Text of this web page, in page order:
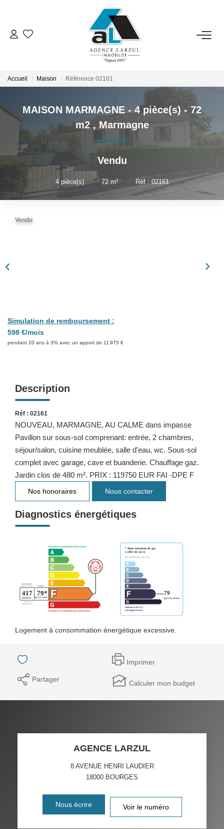
VENTES
LOCATIONS
GESTION
ESTIMATION
PROMOTION
NOTRE AGENCE
Accueil Maison Référence 02161
MAISON MARMAGNE - 4 pièce(s) - 72
m2 ,Marmagne
Vendu
4pièce(s) • 72m² • Réf : 02161
Vendu
Simulation de remboursement :
598 €/mois
pendant 20 ans à 3% avec un apport de 11 975 €
Description
Réf : 02161
NOUVEAU, MARMAGNE, AU CALME dans impasse
Pavillon sur sous-sol comprenant: entrée, 2 chambres,
séjour/salon, cuisine meublée, salle d'eau, wc. Sous-sol
complet avec garage, cave et buanderie. Chauffage gaz.
Jardin clos de 480 m². PRIX : 119750 EUR FAI -DPE F
Nos honoraires Nous contacter
Diagnostics énergétiques
Logement à consommation énergétique excessive.
Imprimer
Partager Calculer mon budget
AGENCE LARZUL
8 AVENUE HENRI LAUDIER
18000 BOURGES
Nous écrire Voir le numéro